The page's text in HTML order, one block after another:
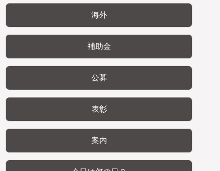
海外
補助金
公募
表彰
案内